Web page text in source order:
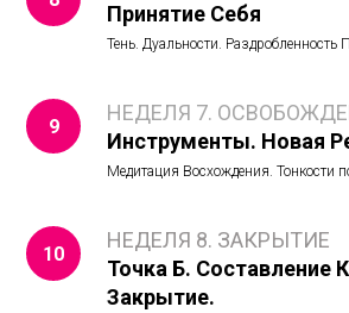
Принятие Себя
Тень. Дуальности. Раздробленность
НЕДЕЛЯ 7.
Инструменты. Новая
Медитация Восхождения. Тонкости
НЕДЕЛЯ 8. ЗАКРЫТИЕ
Точка Б. Составление
Закрытие.